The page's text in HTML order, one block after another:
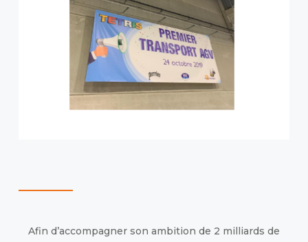
Afin d’accompagner son ambition de 2 milliards de